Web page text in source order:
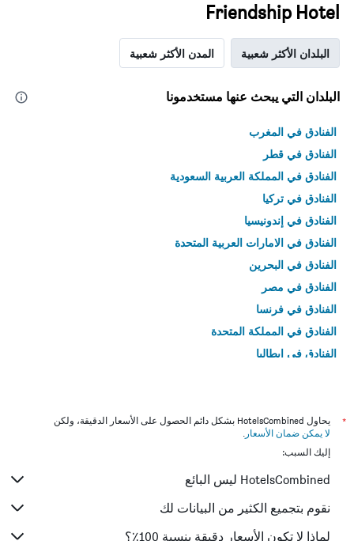
Friendship Hotel
البلدان الأكثر شعبية المدن الأكثر شعبية
البلدان التي يبحث عنها مستخدمونا
الفنادق في المغرب
الفنادق في قطر
الفنادق في المملكة العربية السعودية
الفنادق في تركيا
الفنادق في إندونيسيا
الفنادق في الامارات العربية المتحدة
الفنادق في البحرين
الفنادق في مصر
الفنادق في فرنسا
الفنادق في المملكة المتحدة
الفنادق في إيطاليا
*
يحاول HotelsCombined بشكل دائم الحصول على الأسعار الدقيقة، ولكن
لا يمكن ضمان الأسعار .
إليك السبب:
HotelsCombined ليس البائع
نقوم بتجميع الكثير من البيانات لك
لماذا لا تكون الأسعار دقيقة بنسبة 100٪؟